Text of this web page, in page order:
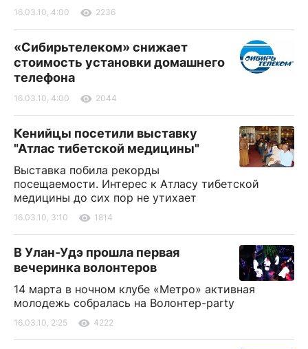
16.03.10, 4:00 2236
«Сибирьтелеком» снижает
стоимость установки домашнего
телефона
16.03.10, 4:00 2044
Кенийцы посетили выставку
"Атлас тибетской медицины"
Выставка побила рекорды
посещаемости. Интерес к Атласу тибетской
медицины до сих пор не утихает
16.03.10, 3:10 1814
В Улан-Удэ прошла первая
вечеринка волонтеров
14 марта в ночном клубе «Метро» активная
молодежь собралась на Волонтер-рarty
16.03.10, 2:25 4222